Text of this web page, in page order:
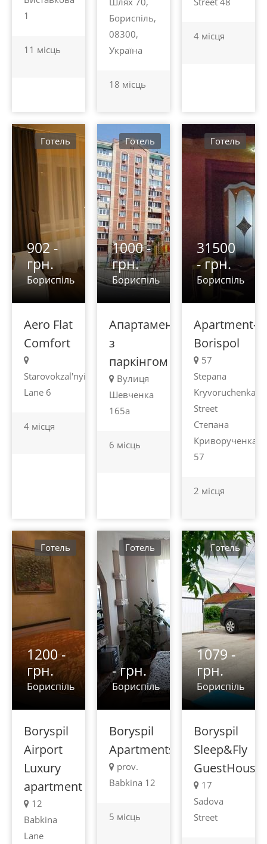
1
11 місць
Бориспіль,
08300,
Україна
18 місць
4 місця
902 -
грн.
Бориспіль
Aero Flat
Comfort
Starovokzal'nyi
Lane 6
4 місця
Готель
1000 -
грн.
Бориспіль
Апартаменти
з
паркінгом
Вулиця
Шевченка
165а
6 місць
Готель
31500
- грн.
Бориспіль
Apartment-
Borispol
57
Stepana
Kryvoruchenka
Street
Степана
Криворученка
57
2 місця
Готель
1200 -
грн.
Бориспіль
Boryspil
Airport
Luxury
apartment
12
Babkina
Lane
Готель
- грн.
Бориспіль
Boryspil
Apartments
prov.
Babkina 12
5 місць
Готель
1079 -
грн.
Бориспіль
Boryspil
Sleep&Fly
GuestHouse
17
Sadova
Street
Готель